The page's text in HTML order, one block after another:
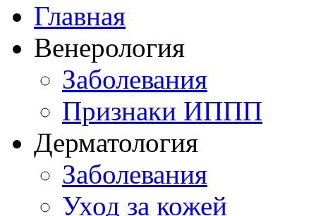
Главная
Венерология
Заболевания
Признаки ИППП
Дерматология
Заболевания
Уход за кожей